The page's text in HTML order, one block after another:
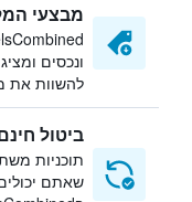
מבצעי
ונכסים
להשוות את
ביטול
תוכניות
שאתם